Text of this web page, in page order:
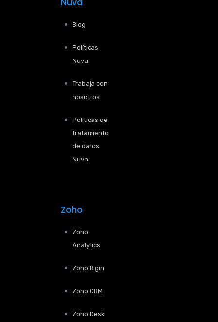
Blog
Políticas
Nuva
Trabaja con
nosotros
Políticas de
tratamiento
de datos
Nuva
Zoho
Zoho
Analytics
Zoho Bigin
Zoho CRM
Zoho Desk